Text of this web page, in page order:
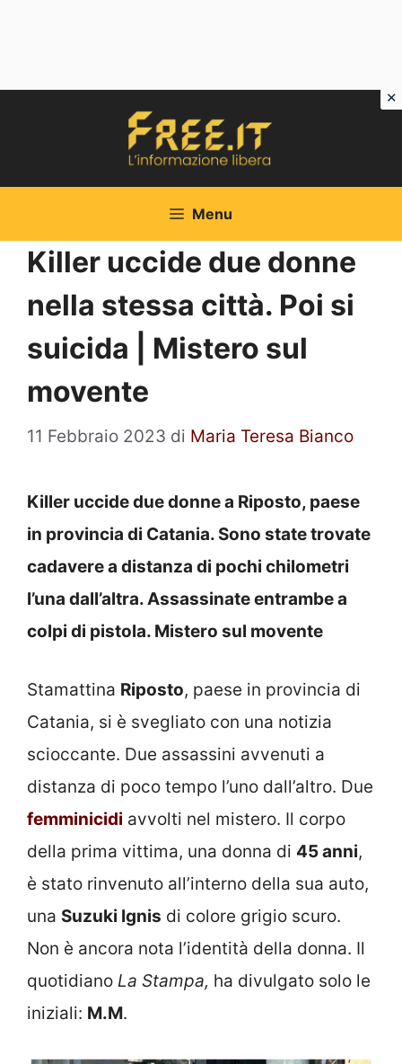
Menu
Killer uccide due donne
nella stessa città. Poi si
suicida | Mistero sul
movente
11 Febbraio 2023 di Maria Teresa Bianco
Killer uccide due donne a Riposto, paese
in provincia di Catania. Sono state trovate
cadavere a distanza di pochi chilometri
l’una dall’altra. Assassinate entrambe a
colpi di pistola. Mistero sul movente
Stamattina Riposto, paese in provincia di
Catania, si è svegliato con una notizia
scioccante. Due assassini avvenuti a
distanza di poco tempo l’uno dall’altro. Due
femminicidi avvolti nel mistero. Il corpo
della prima vittima, una donna di 45 anni,
è stato rinvenuto all’interno della sua auto,
una Suzuki Ignis di colore grigio scuro.
Non è ancora nota l’identità della donna. Il
quotidiano La Stampa, ha divulgato solo le
iniziali: M.M.